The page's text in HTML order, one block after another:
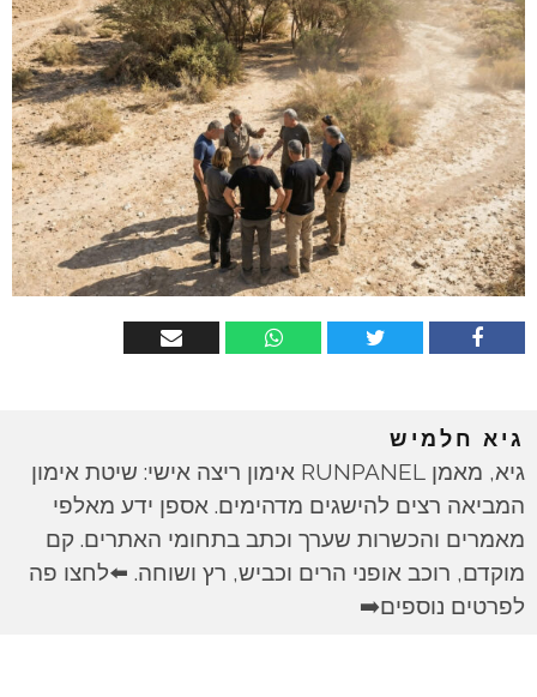
גיא חלמיש
גיא, מאמן RUNPANEL אימון ריצה אישי: שיטת אימון
המביאה רצים להישגים מדהימים. אספן ידע מאלפי
מאמרים והכשרות שערך וכתב בתחומי האתרים. קם
מוקדם, רוכב אופני הרים וכביש, רץ ושוחה. ⬅️לחצו פה
לפרטים נוספים➡️